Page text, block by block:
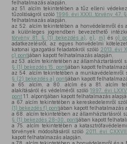
felhatalmazás alapján,
az 51. alcím tekintetében a tűz elleni
tűzoltóságról szóló 1996. évi XXXI. törvény 47.
felhatalmazás alapján,
az 52. alcím tekintetében a honvédelemről és
a különleges jogrendben bevezethető
törvény 81. § (1) bekezdés a)
,e) m) és o)
adatkezelésről, az egyes honvédelmi
katonai igazgatási feladatokról szóló 2013. évi
c) pontjában kapott felhatalmazás alapján,
az 53. alcím tekintetében az államháztartásról
§ (1) bekezdés 15. pontjában kapott
az 54. alcím tekintetében a munkavédelemről
§ (2) bekezdés a) pontjában kapott
a 65. alcím, a 80. alcím és a 81. alcím
alakításáról és védelméről szóló 1997. évi
pont 1.1. alpontjában kapott felhatalmazás
a 67. alcím tekintetében a kereskedelemről
(1) bekezdés f) pontjában kapott felhatalmazás
a 68. alcím tekintetében az államháztartásról
§ (1) bekezdés 28–30. pontjában kapott
a 75. alcím tekintetében a
törvények módosításáról szóló 2011. évi
kapott felhatalmazás alapján,